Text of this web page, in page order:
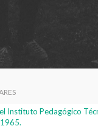
Instituto Pedagógico